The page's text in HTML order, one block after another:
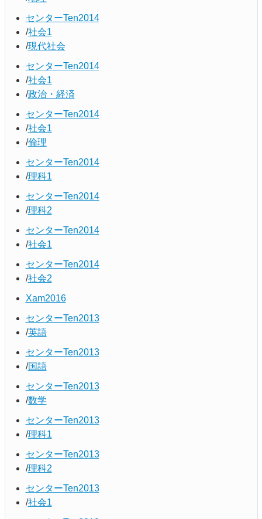
センターTen2014
社会1
現代社会
センターTen2014
社会1
政治・経済
センターTen2014
社会1
倫理
センターTen2014
理科1
センターTen2014
理科2
センターTen2014
社会1
センターTen2014
社会2
Xam2016
センターTen2013
英語
センターTen2013
国語
センターTen2013
数学
センターTen2013
理科1
センターTen2013
理科2
センターTen2013
社会1